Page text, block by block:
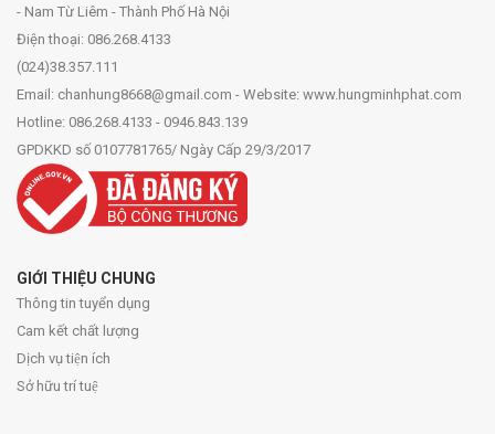
- Nam Từ Liêm - Thành Phố Hà Nội
Điện thoại: 086.268.4133
(024)38.357.111
Email: chanhung8668@gmail.com - Website: www.hungminhphat.com
Hotline: 086.268.4133 - 0946.843.139
GPDKKD số 0107781765/ Ngày Cấp 29/3/2017
GIỚI THIỆU CHUNG
Thông tin tuyển dụng
Cam kết chất lượng
Dịch vụ tiện ích
Sở hữu trí tuệ